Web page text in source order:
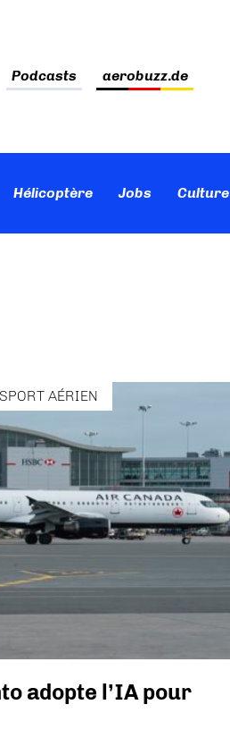
Podcasts aerobuzz.de
Hélicoptère Jobs
AÉRIEN
adopte l’IA pour